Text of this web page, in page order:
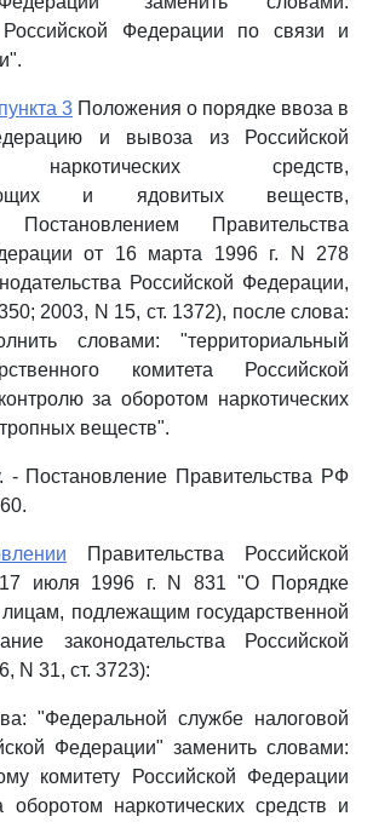
Российской Федерации по связи и
пункта 3 Положения о порядке ввоза в
и вывоза из Российской
наркотических средств,
и ядовитых веществ,
Постановлением Правительства
от 16 марта 1996 г. N 278
Российской Федерации,
2003, N 15, ст. 1372), после слова:
словами: "территориальный
комитета Российской
за оборотом наркотических
веществ".
- Постановление Правительства РФ
Правительства Российской
июля 1996 г. N 831 "О Порядке
подлежащим государственной
законодательства Российской
N 31, ст. 3723):
"Федеральной службе налоговой
Федерации" заменить словами:
комитету Российской Федерации
оборотом наркотических средств и